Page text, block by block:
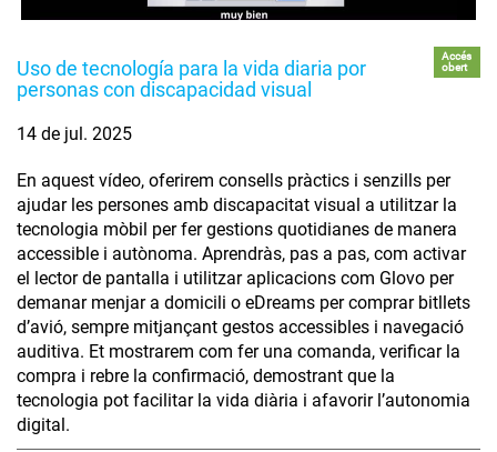
Uso de tecnología para la vida diaria por
personas con discapacidad visual
Accés
obert
14 de jul. 2025
En aquest vídeo, oferirem consells pràctics i senzills per
ajudar les persones amb discapacitat visual a utilitzar la
tecnologia mòbil per fer gestions quotidianes de manera
accessible i autònoma. Aprendràs, pas a pas, com activar
el lector de pantalla i utilitzar aplicacions com Glovo per
demanar menjar a domicili o eDreams per comprar bitllets
d’avió, sempre mitjançant gestos accessibles i navegació
auditiva. Et mostrarem com fer una comanda, verificar la
compra i rebre la confirmació, demostrant que la
tecnologia pot facilitar la vida diària i afavorir l’autonomia
digital.